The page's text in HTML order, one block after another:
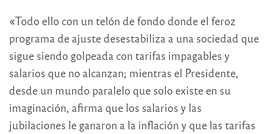
«Todo ello con un telón de fondo donde el feroz
programa de ajuste desestabiliza a una sociedad que
sigue siendo golpeada con tarifas impagables y
salarios que no alcanzan; mientras el Presidente,
desde un mundo paralelo que solo existe en su
imaginación, afirma que los salarios y las
jubilaciones le ganaron a la inflación y que las tarifas